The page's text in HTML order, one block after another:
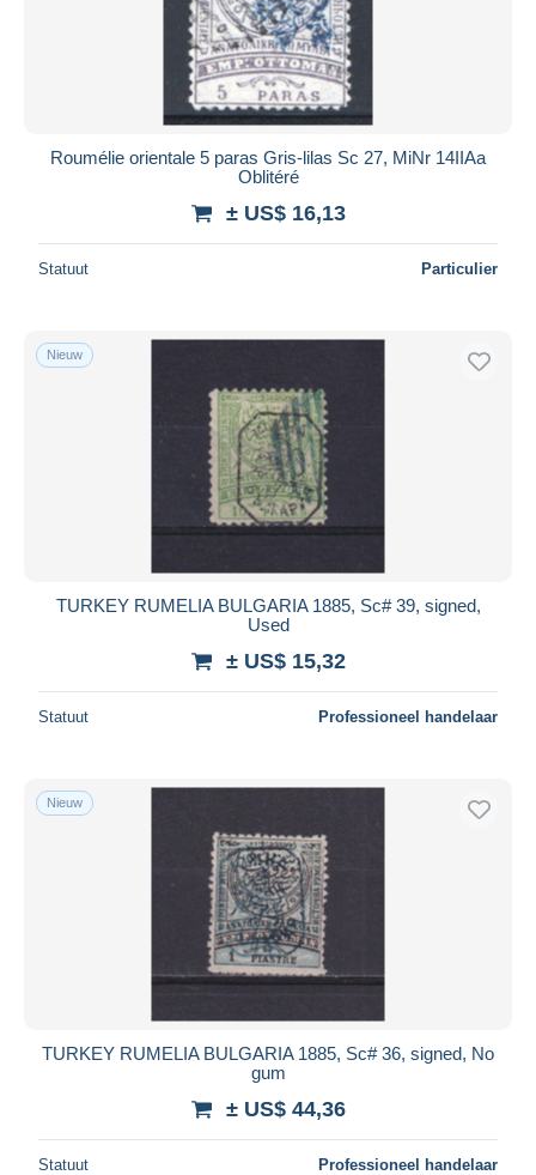
Roumélie orientale 5 paras Gris-lilas Sc 27, MiNr 14IIAa
Oblitéré
± US$ 16,13
Statuut Particulier
Nieuw
TURKEY RUMELIA BULGARIA 1885, Sc# 39, signed,
Used
± US$ 15,32
Statuut Professioneel handelaar
Nieuw
TURKEY RUMELIA BULGARIA 1885, Sc# 36, signed, No
gum
± US$ 44,36
Statuut Professioneel handelaar